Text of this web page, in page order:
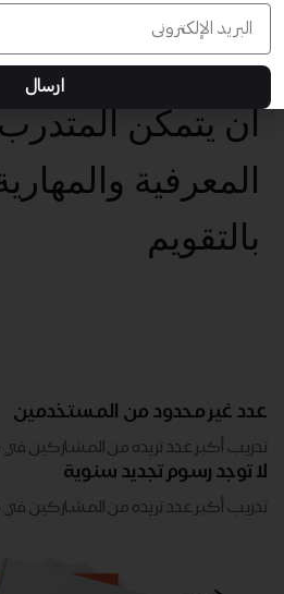
بتهيئة بيئات تعلم
وداعمة للمتعلم
أن يتمكن
المعرفية
بالتقويم
عدد غير محدود من المستخدمين
تدريب أكبر عدد تريده من المشاركين في
لا توجد رسوم تجديد سنوية
تدريب أكبر عدد تريده من المشاركين في
ارسال